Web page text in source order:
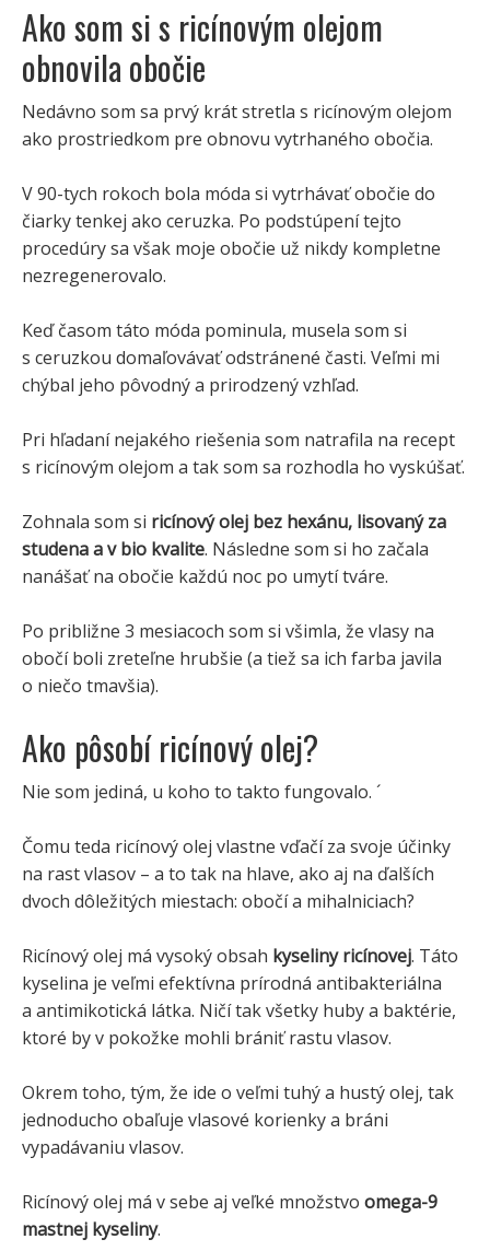
Ako som si s ricínovým olejom
obnovila obočie
Nedávno som sa prvý krát stretla s ricínovým olejom
ako prostriedkom pre obnovu vytrhaného obočia.
V 90-tych rokoch bola móda si vytrhávať obočie do
čiarky tenkej ako ceruzka. Po podstúpení tejto
procedúry sa však moje obočie už nikdy kompletne
nezregenerovalo.
Keď časom táto móda pominula, musela som si
s ceruzkou domaľovávať odstránené časti. Veľmi mi
chýbal jeho pôvodný a prirodzený vzhľad.
Pri hľadaní nejakého riešenia som natrafila na recept
s ricínovým olejom a tak som sa rozhodla ho vyskúšať.
Zohnala som si ricínový olej bez hexánu, lisovaný za
studena a v bio kvalite. Následne som si ho začala
nanášať na obočie každú noc po umytí tváre.
Po približne 3 mesiacoch som si všimla, že vlasy na
obočí boli zreteľne hrubšie (a tiež sa ich farba javila
o niečo tmavšia).
Ako pôsobí ricínový olej?
Nie som jediná, u koho to takto fungovalo. ´
Čomu teda ricínový olej vlastne vďačí za svoje účinky
na rast vlasov – a to tak na hlave, ako aj na ďalších
dvoch dôležitých miestach: obočí a mihalniciach?
Ricínový olej má vysoký obsah kyseliny ricínovej. Táto
kyselina je veľmi efektívna prírodná antibakteriálna
a antimikotická látka. Ničí tak všetky huby a baktérie,
ktoré by v pokožke mohli brániť rastu vlasov.
Okrem toho, tým, že ide o veľmi tuhý a hustý olej, tak
jednoducho obaľuje vlasové korienky a bráni
vypadávaniu vlasov.
Ricínový olej má v sebe aj veľké množstvo omega-9
mastnej kyseliny.